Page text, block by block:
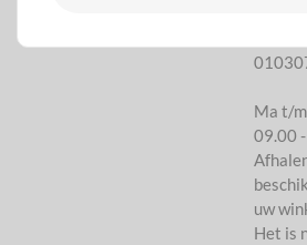
Ma t/
09.00
uw
Het is